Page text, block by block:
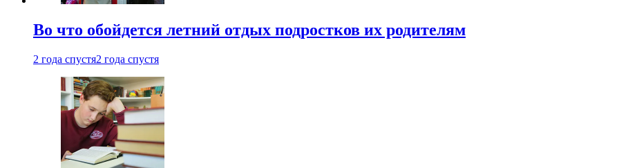
Во что обойдется летний отдых подростков их родителям
2 года спустя2 года спустя